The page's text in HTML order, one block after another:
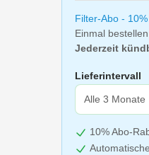
Filter-Abo -
Einmal
Jederzeit
Lieferintervall
10% Abo-